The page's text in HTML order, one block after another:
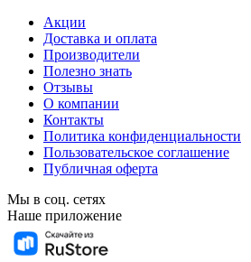
Акции
Доставка и оплата
Производители
Полезно знать
Отзывы
О компании
Контакты
Политика конфиденциальности
Пользовательское соглашение
Публичная оферта
Мы в соц. сетях
Наше приложение